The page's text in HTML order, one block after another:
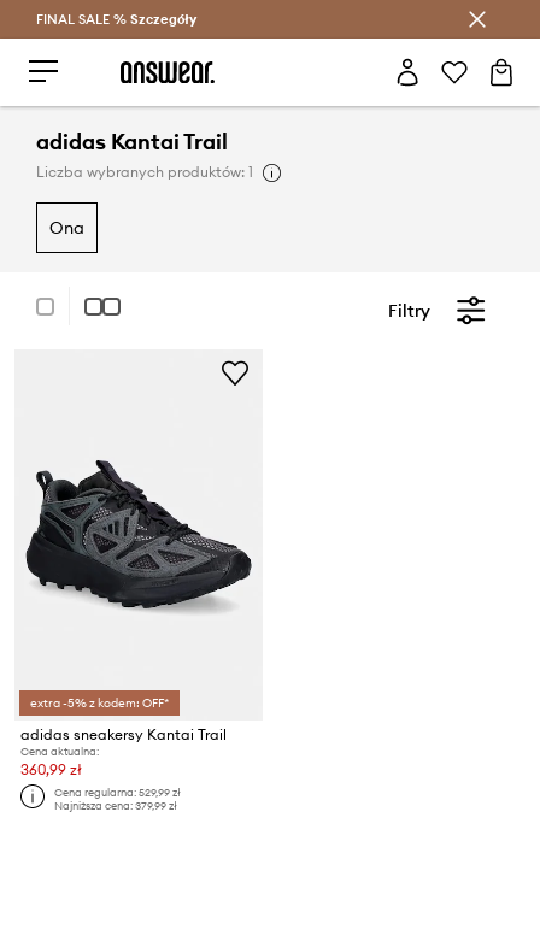
Oszczędzaj z Answear Club >
FINAL SALE % Szczegóły
adidas Kantai Trail
Liczba wybranych produktów: 1
ona
Filtry
extra -5% z kodem: OFF*
adidas sneakersy Kantai Trail
Cena aktualna:
360,99 zł
Cena regularna:529,99 zł
Najniższa cena:379,99 zł